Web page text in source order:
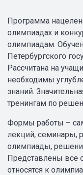
Программа
олимпиадах и
олимпиадам.
Петербургского
Рассчитана на
необходимы
знаний.
тренингам по
Формы работы –
лекций, семинары,
олимпиады,
Представлены все
относятся к